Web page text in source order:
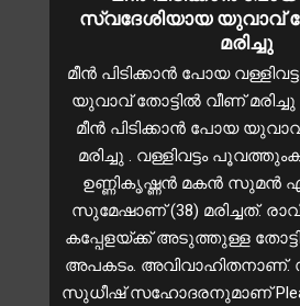
സ്വദേശിയായ യുവാവ്
മരിച്ചു
മീൻ പിടിക്കാൻ പോയ
യുവാവ് തോട്ടിൽ വീണ് മരിച്ചു
മീൻ പിടിക്കാൻ പോയ
മരിച്ചു . വള്ളിവട്ടം
ഉണ്ണികൃഷ്ണൻ മകൻ സുമൻ
സുമേഷാണ് (38) മരിച്ചത്.
കപ്പേളയ്ക്ക് അടുത്തുള്ള
അപകടം.
സുധീഷ് സഹോദരനുമാണ് Please